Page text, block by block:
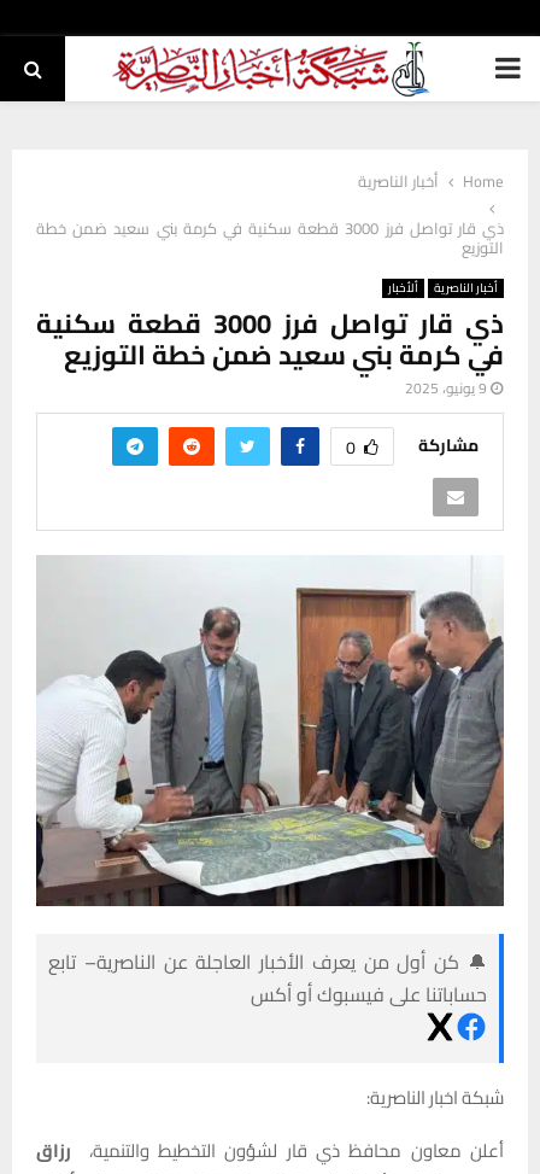
PRIMARY
Home
أخبار الناصرية
ذي قار تواصل فرز 3000 قطعة سكنية في كرمة بني سعيد ضمن خطة
التوزيع
أخبار الناصرية ألأخبار
ذي قار تواصل فرز 3000 قطعة سكنية
في كرمة بني سعيد ضمن خطة التوزيع
9 يونيو، 2025
مشاركة 0
🔔 كن أول من يعرف الأخبار العاجلة عن الناصرية– تابع
حساباتنا على فيسبوك أو أكس
شبكة اخبار الناصرية:
أعلن معاون محافظ ذي قار لشؤون التخطيط والتنمية، رزاق